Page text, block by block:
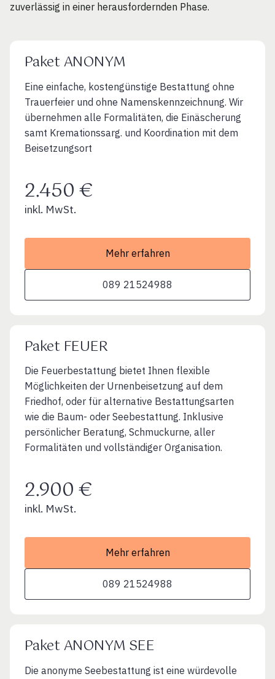
zuverlässig in einer herausfordernden Phase.
Paket ANONYM
Eine einfache, kostengünstige Bestattung ohne
Trauerfeier und ohne Namenskennzeichnung. Wir
übernehmen alle Formalitäten, die Einäscherung
samt Kremationssarg. und Koordination mit dem
Beisetzungsort
2.450 €
inkl. MwSt.
Mehr erfahren
089 21524988
Paket FEUER
Die Feuerbestattung bietet Ihnen flexible
Möglichkeiten der Urnenbeisetzung auf dem
Friedhof, oder für alternative Bestattungsarten
wie die Baum- oder Seebestattung. Inklusive
persönlicher Beratung, Schmuckurne, aller
Formalitäten und vollständiger Organisation.
2.900 €
inkl. MwSt.
Mehr erfahren
089 21524988
Paket ANONYM SEE
Die anonyme Seebestattung ist eine würdevolle